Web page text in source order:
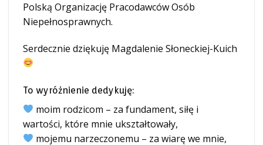
Polską Organizację Pracodawców Osób
Niepełnosprawnych.
Serdecznie dziękuję Magdalenie Słoneckiej-Kuich
To wyróżnienie dedykuję:
moim rodzicom – za fundament, siłę i
wartości, które mnie ukształtowały,
mojemu narzeczonemu – za wiarę we mnie,